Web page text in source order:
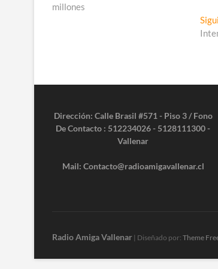
millones
Dirección: Calle Brasil #571 - Piso 3 / Fono
De Contacto : 512234026 - 5128111300 -
Vallenar
Mail: Contacto@radioamigavallenar.cl
Radio Amiga Vallenar | Diseñado por: Theme